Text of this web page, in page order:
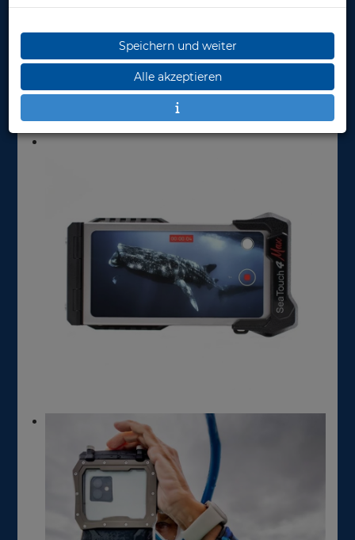
Speichern und weiter
Alle akzeptieren